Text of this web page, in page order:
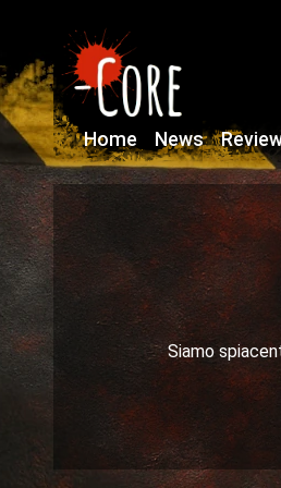
Home News
Siamo